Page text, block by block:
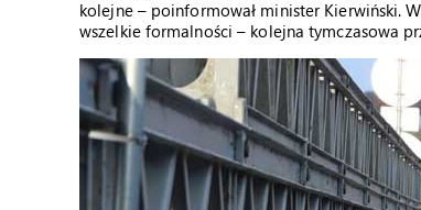
kolejne – poinformował minister Kierwiński.
wszelkie formalności – kolejna tymczasowa